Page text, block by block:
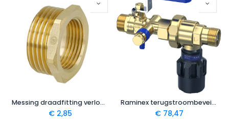
Messing draadfitting verloopring 1" x 3/4"
€ 2,85
Raminex terugstroombeveiliging TBE klasse CA 3/4" x 3/4" DN-15
€ 78,47